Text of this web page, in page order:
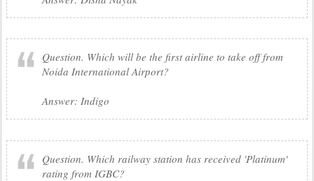
Question. Which will be the first airline to take off from
Noida International Airport?
Answer: Indigo
Question. Which railway station has received 'Platinum'
rating from IGBC?